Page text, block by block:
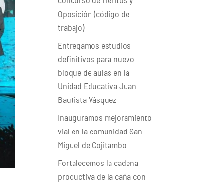
Oposición (código de
trabajo)
Entregamos estudios
definitivos para nuevo
bloque de aulas en la
Unidad Educativa Juan
Bautista Vásquez
Inauguramos mejoramiento
vial en la comunidad San
Miguel de Cojitambo
Fortalecemos la cadena
productiva de la caña con